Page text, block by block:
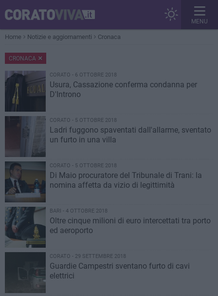
MENU
Home Notizie e aggiornamenti Cronaca
CRONACA
CORATO - 6 OTTOBRE 2018
Usura, Cassazione conferma condanna per
D'Introno
CORATO - 5 OTTOBRE 2018
Ladri fuggono spaventati dall'allarme, sventato
un furto in una villa
CORATO - 5 OTTOBRE 2018
Di Maio procuratore del Tribunale di Trani: la
nomina affetta da vizio di legittimità
BARI - 4 OTTOBRE 2018
Oltre cinque milioni di euro intercettati tra porto
ed aeroporto
CORATO - 29 SETTEMBRE 2018
Guardie Campestri sventano furto di cavi
elettrici